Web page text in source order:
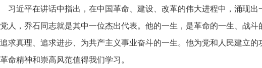
习近平在讲话中指出，在中国革命、建设、改革的伟大进程中，涌现出
人，乔石同志就是其中一位杰出代表。他的一生，是革命的一生、战斗
求真理、追求进步、为共产主义事业奋斗的一生。他为党和人民建立的
命精神和崇高风范值得我们学习。